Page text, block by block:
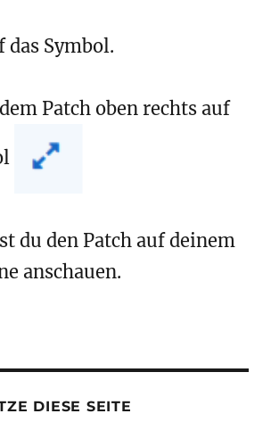
das Symbol.
Patch oben rechts auf
du den Patch auf deinem
anschauen.
DIESE SEITE